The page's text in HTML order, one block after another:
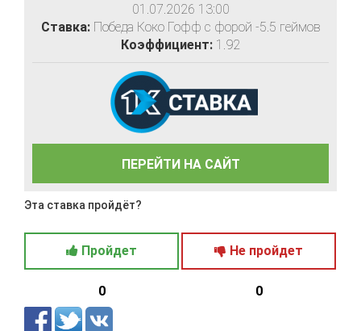
01.07.2026 13:00
Ставка:Победа Коко Гофф с форой -5.5 геймов
Коэффициент: 1.92
ПЕРЕЙТИ НА САЙТ
Эта ставка пройдёт?
Пройдет
0
Не пройдет
0